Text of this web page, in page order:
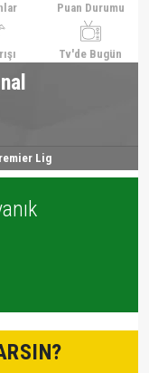
Puan Durumu
Tv'de Bugün
Lig